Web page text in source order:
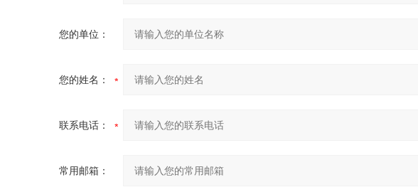
您的单位：
您的姓名：
联系电话：
常用邮箱：